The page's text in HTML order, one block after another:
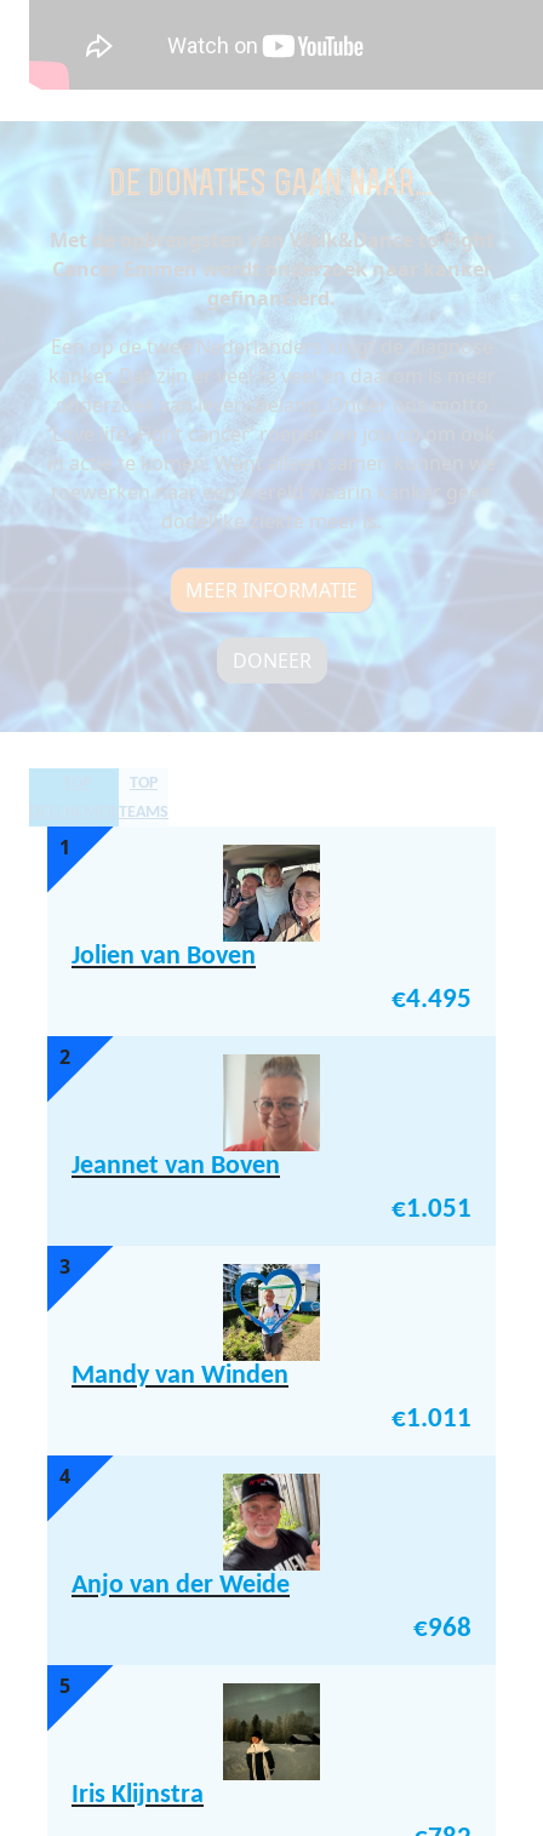
De donaties gaan naar...
Met de opbrengsten van Walk&Dance to Fight
Cancer Emmen wordt onderzoek naar kanker
gefinancierd.
Een op de twee Nederlanders krijgt de diagnose
kanker. Dat zijn er veel te veel en daarom is meer
onderzoek van levensbelang. Onder ons motto
‘Love life. Fight cancer’ roepen we jou op om ook
in actie te komen. Want alleen samen kunnen we
toewerken naar een wereld waarin kanker geen
dodelijke ziekte meer is.
MEER INFORMATIE
DONEER
DEELNEMERS
TOP
TEAMS
1
Jolien van Boven
€4.495
2
Jeannet van Boven
€1.051
3
Mandy van Winden
€1.011
4
Anjo van der Weide
€968
5
Iris Klijnstra